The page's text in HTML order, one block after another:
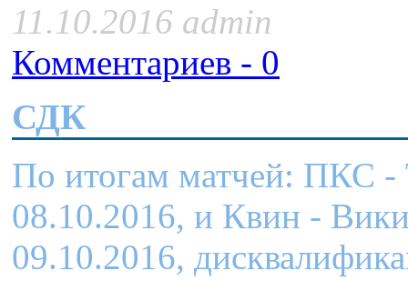
11.10.2016 admin
Комментариев - 0
СДК
По итогам матчей: ПКС -
08.10.2016, и Квин -
09.10.2016,